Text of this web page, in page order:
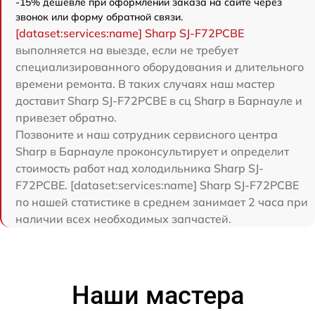
звонок или форму обратной связи.
[dataset:services:name] Sharp SJ-F72PCBE
выполняется на выезде, если не требует
специализированного оборудования и длительного
времени ремонта. В таких случаях наш мастер
доставит Sharp SJ-F72PCBE в сц Sharp в Барнауле и
привезет обратно.
Позвоните и наш сотрудник сервисного центра
Sharp в Барнауле проконсультирует и определит
стоимость работ над холодильника Sharp SJ-
F72PCBE. [dataset:services:name] Sharp SJ-F72PCBE
по нашей статистике в среднем занимает 2 часа при
наличии всех необходимых запчастей.
Наши мастера